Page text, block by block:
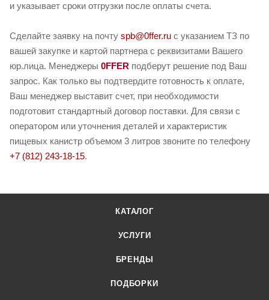
и указывает сроки отгрузки после оплаты счета.
Сделайте заявку на почту spb@0ffer.ru с указанием ТЗ по
вашей закупке и картой партнера с реквизитами Вашего
юр.лица. Менеджеры 0FFER подберут решение под Ваш
запрос. Как только вы подтвердите готовность к оплате,
Ваш менеджер выставит счет, при необходимости
подготовит стандартный договор поставки. Для связи с
оператором или уточнения деталей и характеристик
пищевых канистр объемом 3 литров звоните по телефону
+7 (812) 243-18-15.
КАТАЛОГ
УСЛУГИ
БРЕНДЫ
ПОДБОРКИ